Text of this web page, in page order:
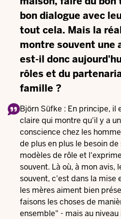
bon dialogue avec
tout cela. Mais la
montre souvent une
est-il donc
rôles et du
famille ?
Björn Süfke : En principe, il
claire qui montre qu'il y a
conscience chez les
de plus en plus le besoin
modèles de rôle et
souvent. Là où, à mon avis,
souvent, c'est dans la mise
les mères aiment bien
faisons les choses de
ensemble" - mais au